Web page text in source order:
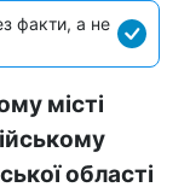
факти, а не
місті
області